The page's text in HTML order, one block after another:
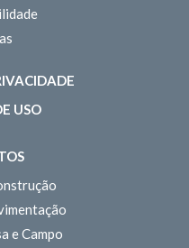
USO
e Campo